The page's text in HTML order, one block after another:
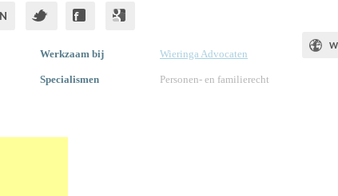
Werkzaam bij Wieringa Advocaten
Specialismen Personen- en familierecht